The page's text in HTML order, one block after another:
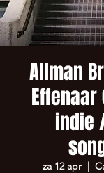
Allman
Effenaar
indie
za 12 apr
  |